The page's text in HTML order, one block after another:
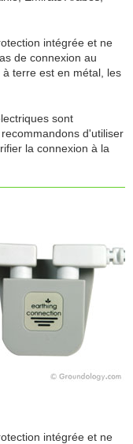
intégrée et ne
de connexion au
terre est en métal, les
sont
d'utiliser
la connexion à la
intégrée et ne